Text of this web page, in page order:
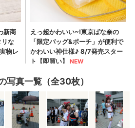
写真一覧（全30枚）